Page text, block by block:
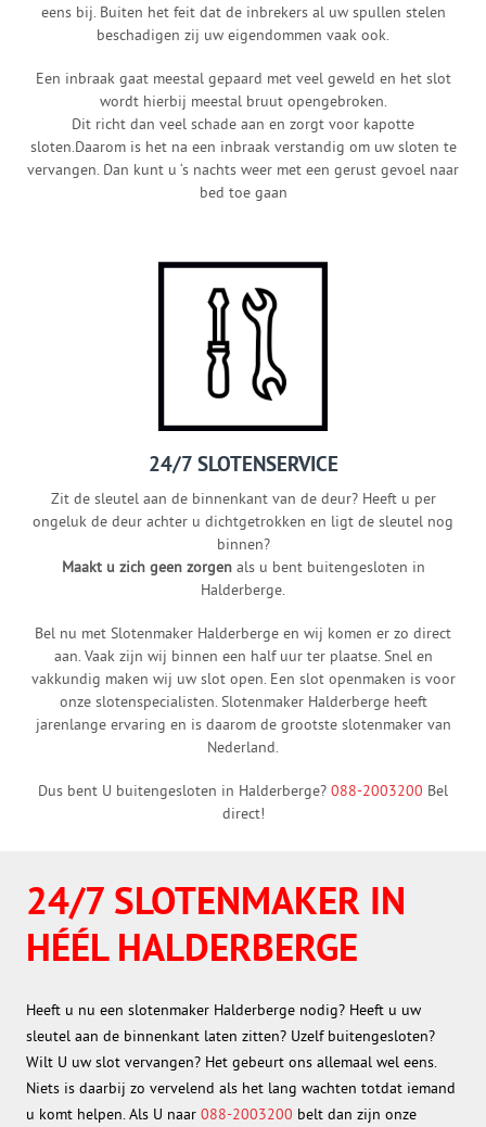
eens bij. Buiten het feit dat de inbrekers al uw spullen stelen
beschadigen zij uw eigendommen vaak ook.
Een inbraak gaat meestal gepaard met veel geweld en het slot
wordt hierbij meestal bruut opengebroken.
Dit richt dan veel schade aan en zorgt voor kapotte
sloten.Daarom is het na een inbraak verstandig om uw sloten te
vervangen. Dan kunt u ‘s nachts weer met een gerust gevoel naar
bed toe gaan
24/7 SLOTENSERVICE
Zit de sleutel aan de binnenkant van de deur? Heeft u per
ongeluk de deur achter u dichtgetrokken en ligt de sleutel nog
binnen?
Maakt u zich geen zorgenals u bent buitengesloten in
Halderberge.
Bel nu met Slotenmaker Halderberge en wij komen er zo direct
aan. Vaak zijn wij binnen een half uur ter plaatse. Snel en
vakkundig maken wij uw slot open. Een slot openmaken is voor
onze slotenspecialisten. Slotenmaker Halderberge heeft
jarenlange ervaring en is daarom de grootste slotenmaker van
Nederland.
Dus bent U buitengesloten in Halderberge? 088-2003200 Bel
direct!
24/7 SLOTENMAKER IN
HÉÉL HALDERBERGE
Heeft u nu een slotenmaker Halderberge nodig? Heeft u uw
sleutel aan de binnenkant laten zitten? Uzelf buitengesloten?
Wilt U uw slot vervangen? Het gebeurt ons allemaal wel eens.
Niets is daarbij zo vervelend als het lang wachten totdat iemand
u komt helpen. Als U naar 088-2003200 belt dan zijn onze